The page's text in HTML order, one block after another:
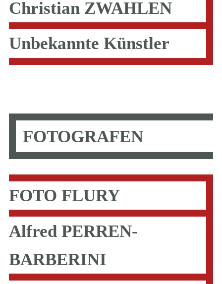
Christian ZWAHLEN
Unbekannte Künstler
FOTOGRAFEN
FOTO FLURY
Alfred PERREN-
BARBERINI